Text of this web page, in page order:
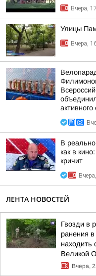
Вчера,
Улицы
Вчера,
В
как в
кричит
ЛЕНТА НОВОСТЕЙ
Гвозди в
ранения
находить
Великой
Вчера,